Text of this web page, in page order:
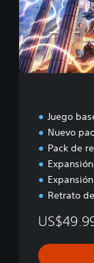
m
E
d
i
t
i
Juego
Nuevo
Pack de
Retrato